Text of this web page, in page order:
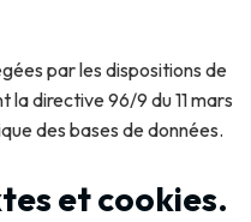
par les dispositions de
la directive 96/9 du 11 mars
des bases de données.
et cookies.